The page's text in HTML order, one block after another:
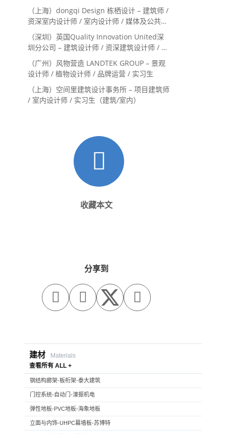
（上海）dongqi Design 栋栖设计 – 建筑师 /
资深室内设计师 / 室内设计师 / 媒体及公共关
系主管 / 设计实习生（常年招聘）
（深圳）英国Quality Innovation United深
圳分公司 – 建筑设计师 / 资深建筑设计师 / 室
内设计师 / 设计实习生
（广州）风物营造 LANDTEK GROUP – 景观
设计师 / 植物设计师 / 品牌运营 / 实习生
（上海）空间里建筑设计事务所 – 项目建筑师
/ 室内设计师 / 实习生（建筑/室内）
收藏本文
分享到
  
建材
Materials
查看所有 ALL +
钢结构廊架-板桁架-泰大建筑
门控系统-自动门-濠振机电
弹性地板-PVC地板-海象地板
立面与内饰-UHPC幕墙板-苏博特